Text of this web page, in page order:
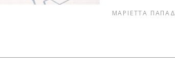
ΜΑΡΙΕΤΤΑ